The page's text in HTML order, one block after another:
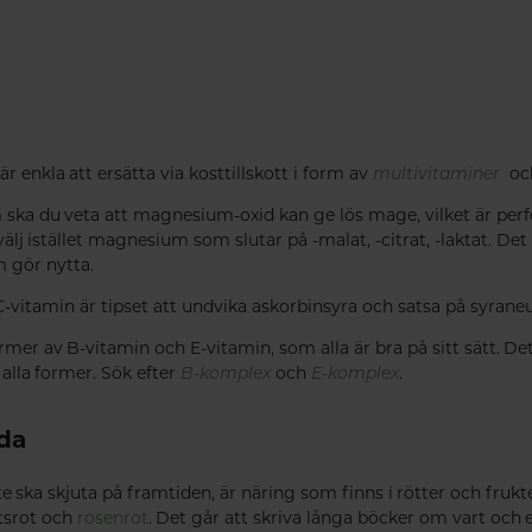
enkla att ersätta via kosttillskott i form av multivitaminer
du veta att magnesium-oxid kan ge lös mage, vilket är
istället magnesium som slutar på -malat, -citrat, -laktat.
gör nytta.
vitamin är tipset att undvika askorbinsyra och satsa på
av B-vitamin och E-vitamin, som alla är bra på sitt sätt.
former. Sök efter B-komplex och E-komplex.
ska skjuta på framtiden, är näring som finns i rötter och
och rosenrot. Det går att skriva långa böcker om vart och